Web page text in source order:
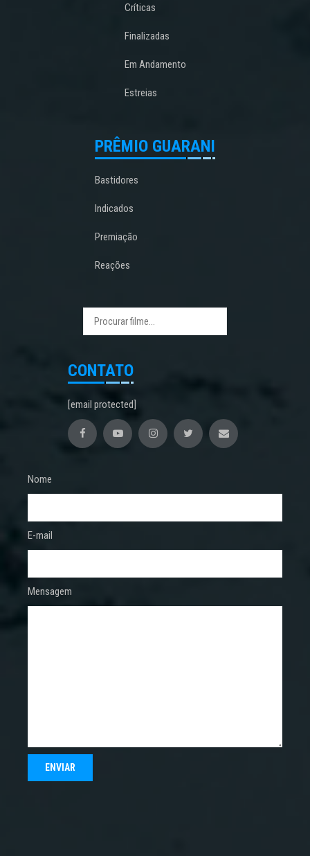
Críticas
Finalizadas
Em Andamento
Estreias
PRÊMIO GUARANI
Bastidores
Indicados
Premiação
Reações
CONTATO
[email protected]
Nome
E-mail
Mensagem